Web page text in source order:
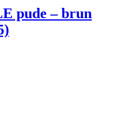
pude – brun